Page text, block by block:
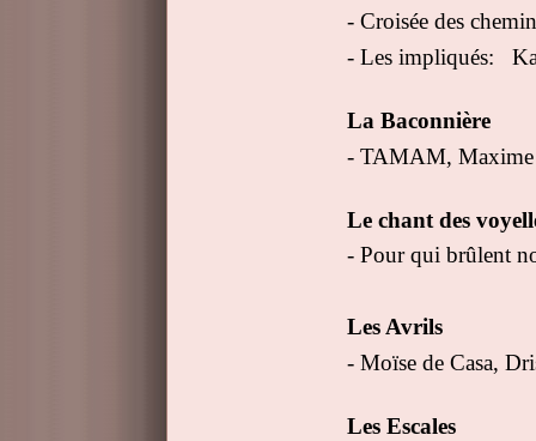
- Croisée des
- Les impliqués:
La Baconnière
- TAMAM,
Le chant des
- Pour qui brûlent
Les Avrils
- Moïse de Casa,
Les Escales